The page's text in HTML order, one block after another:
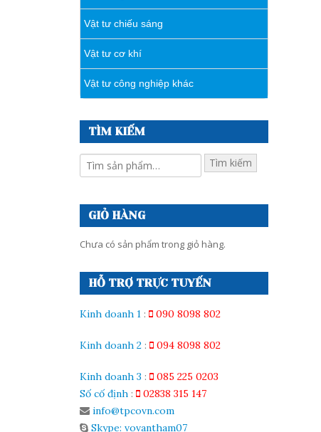
Vật tư chiếu sáng
Vật tư cơ khí
Vật tư công nghiệp khác
TÌM KIẾM
Tìm kiếm
GIỎ HÀNG
Chưa có sản phẩm trong giỏ hàng.
HỖ TRỢ TRỰC TUYẾN
Kinh doanh 1 : 090 8098 802
Kinh doanh 2 : 094 8098 802
Kinh doanh 3 :
085 225 0203
Số cố định :
02838 315 147
info@tpcovn.com
Skype: vovantham07